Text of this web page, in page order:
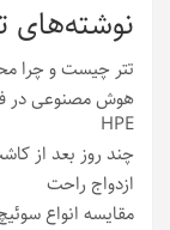
نوشته‌های
تتر چیست و چرا
هوش مصنوعی در
HPE
چند روز بعد از
ازدواج راحت
مقایسه انواع